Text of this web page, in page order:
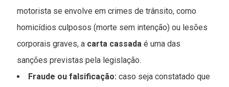
motorista se envolve em crimes de trânsito, como
homicídios culposos (morte sem intenção) ou lesões
corporais graves, a carta cassadaé uma das
sanções previstas pela legislação.
Fraude ou falsificação: caso seja constatado que